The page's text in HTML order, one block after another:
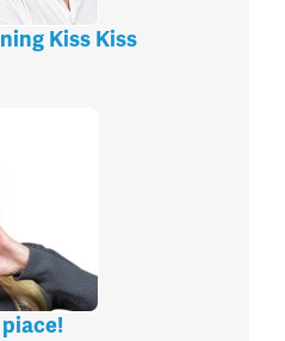
Kiss Kiss